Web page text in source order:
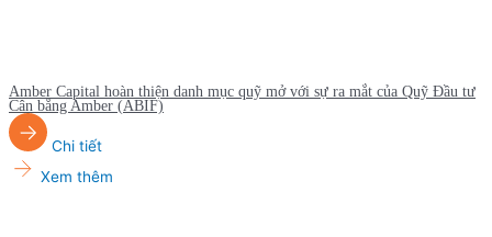
Amber Capital hoàn thiện danh mục quỹ mở với sự ra mắt của Quỹ Đầu tư
Cân bằng Amber (ABIF)
Chi tiết
Xem thêm